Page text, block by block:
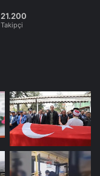
21.200
Takipçi